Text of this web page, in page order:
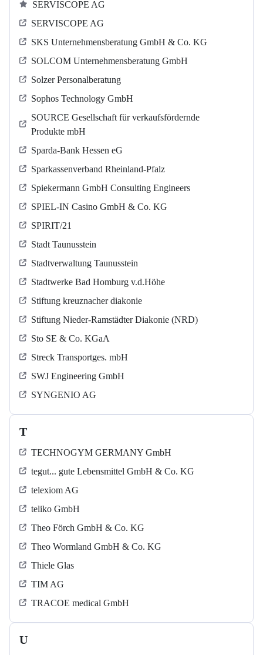
SERVISCOPE AG
SERVISCOPE AG
SKS Unternehmensberatung GmbH & Co. KG
SOLCOM Unternehmensberatung GmbH
Solzer Personalberatung
Sophos Technology GmbH
SOURCE Gesellschaft für verkaufsfördernde
Produkte mbH
Sparda-Bank Hessen eG
Sparkassenverband Rheinland-Pfalz
Spiekermann GmbH Consulting Engineers
SPIEL-IN Casino GmbH & Co. KG
SPIRIT/21
Stadt Taunusstein
Stadtverwaltung Taunusstein
Stadtwerke Bad Homburg v.d.Höhe
Stiftung kreuznacher diakonie
Stiftung Nieder-Ramstädter Diakonie (NRD)
Sto SE & Co. KGaA
Streck Transportges. mbH
SWJ Engineering GmbH
SYNGENIO AG
T
TECHNOGYM GERMANY GmbH
tegut... gute Lebensmittel GmbH & Co. KG
telexiom AG
teliko GmbH
Theo Förch GmbH & Co. KG
Theo Wormland GmbH & Co. KG
Thiele Glas
TIM AG
TRACOE medical GmbH
U